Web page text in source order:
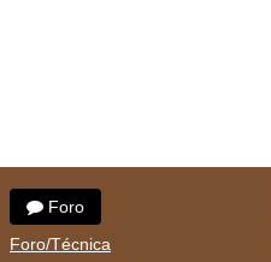
Foro
Foro/Técnica